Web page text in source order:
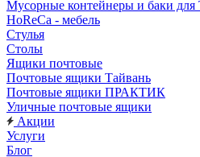
Мусорные контейнеры и баки
HoReCa - мебель
Стулья
Столы
Ящики почтовые
Почтовые ящики Тайвань
Почтовые ящики ПРАКТИК
Уличные почтовые ящики
Акции
Услуги
Блог